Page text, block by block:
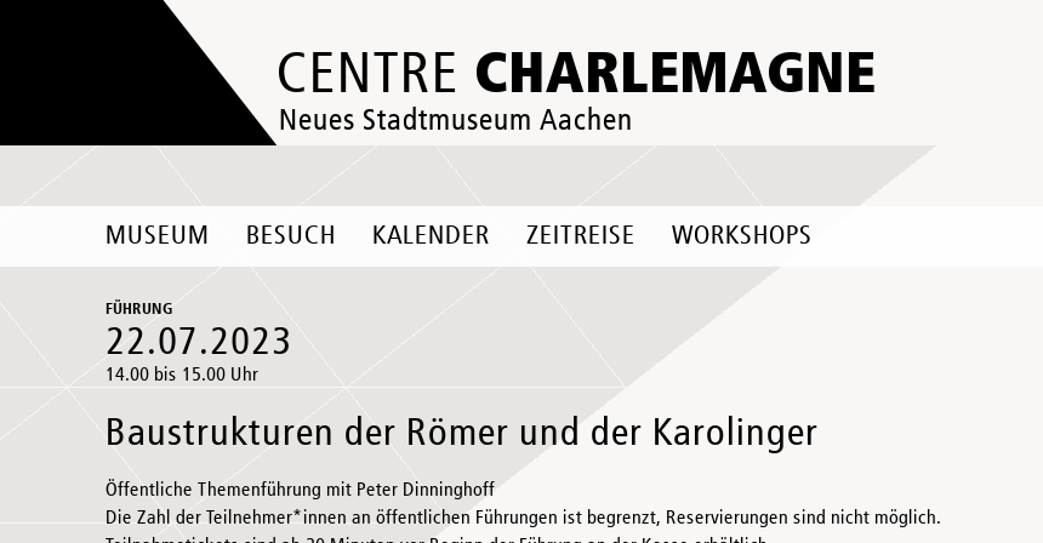
CENTRE CHARLEMAGNE
Neues Stadtmuseum Aachen
MUSEUM BESUCH KALENDER ZEITREISE WORKSHOPS
FÜHRUNG
22.07.2023
14.00 bis 15.00 Uhr
Baustrukturen der Römer und der Karolinger
Öffentliche Themenführung mit Peter Dinninghoff
Die Zahl der Teilnehmer*innen an öffentlichen Führungen ist begrenzt, Reservierungen sind nicht möglich.